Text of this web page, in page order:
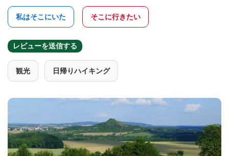
私はそこにいた そこに行きたい
レビューを送信する
観光 日帰りハイキング